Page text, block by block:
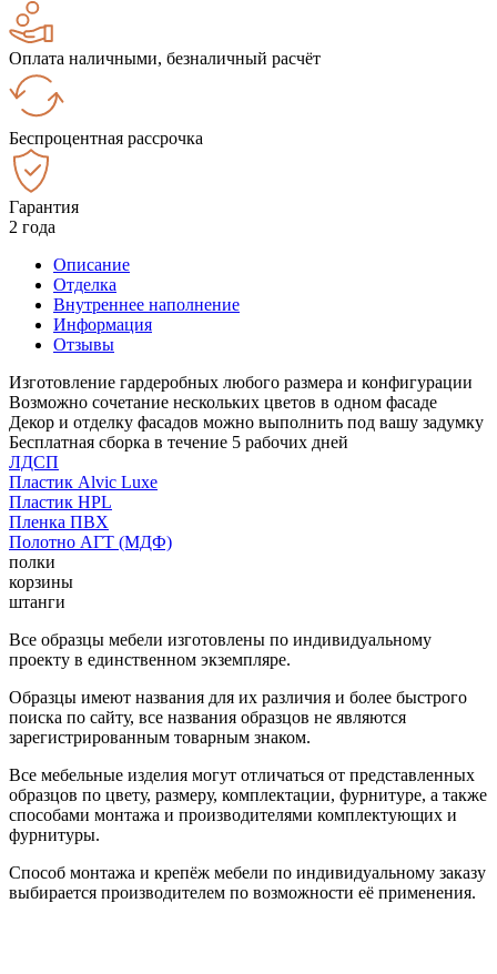
Оплата наличными, безналичный расчёт
Беспроцентная рассрочка
Гарантия
2 года
Описание
Отделка
Внутреннее наполнение
Информация
Отзывы
Изготовление гардеробных любого размера и конфигурации
Возможно сочетание нескольких цветов в одном фасаде
Декор и отделку фасадов можно выполнить под вашу задумку
Бесплатная сборка в течение 5 рабочих дней
ЛДСП
Пластик Alvic Luxe
Пластик HPL
Пленка ПВХ
Полотно АГТ (МДФ)
полки
корзины
штанги
Все образцы мебели изготовлены по индивидуальному
проекту в единственном экземпляре.
Образцы имеют названия для их различия и более быстрого
поиска по сайту, все названия образцов не являются
зарегистрированным товарным знаком.
Все мебельные изделия могут отличаться от представленных
образцов по цвету, размеру, комплектации, фурнитуре, а также
способами монтажа и производителями комплектующих и
фурнитуры.
Способ монтажа и крепёж мебели по индивидуальному заказу
выбирается производителем по возможности её применения.